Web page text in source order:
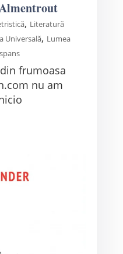
, Literatură
Universală, Lumea
frumoasa
nu am